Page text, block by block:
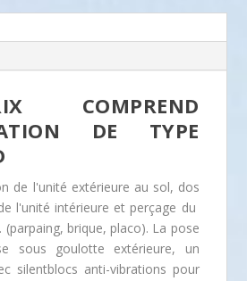
i
:
.
COMPREND
DE TYPE
de l'unité extérieure au sol, dos
l'unité intérieure et perçage du
brique, placo). La pose
sous goulotte extérieure, un
silentblocs anti-vibrations pour